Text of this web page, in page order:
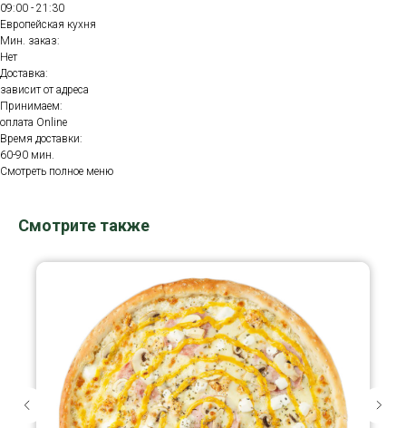
09:00 - 21:30
Европейская кухня
Мин. заказ:
Нет
Доставка:
зависит от адреса
Принимаем:
оплата Online
Время доставки:
60-90 мин.
Смотреть полное меню
Смотрите также